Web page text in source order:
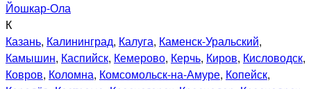
Йошкар-Ола
К
Казань, Калининград, Калуга, Каменск-Уральский,
Камышин, Каспийск, Кемерово, Керчь, Киров, Кисловодск,
Ковров, Коломна, Комсомольск-на-Амуре, Копейск,